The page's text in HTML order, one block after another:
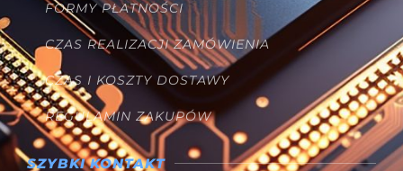
FORMY PŁATNOŚCI
CZAS REALIZACJI ZAMÓWIENIA
CZAS I KOSZTY DOSTAWY
REGULAMIN ZAKUPÓW
SZYBKI KONTAKT